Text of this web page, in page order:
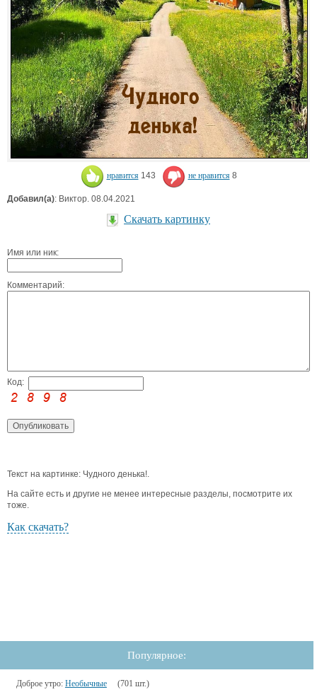
нравится 143 не нравится 8
Добавил(а): Виктор. 08.04.2021
Скачать картинку
Имя или ник:
Комментарий:
Код:
Текст на картинке: Чудного денька!.
На сайте есть и другие не менее интересные разделы, посмотрите их
тоже.
Как скачать?
Популярное:
Доброе утро: Необычные (701 шт.)